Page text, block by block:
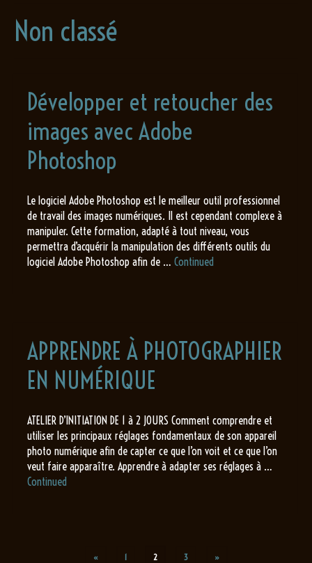
Non classé
Développer et retoucher des
images avec Adobe
Photoshop
Le logiciel Adobe Photoshop est le meilleur outil professionnel
de travail des images numériques. Il est cependant complexe à
manipuler. Cette formation, adapté à tout niveau, vous
permettra d’acquérir la manipulation des différents outils du
logiciel Adobe Photoshop afin de … Continued
APPRENDRE À PHOTOGRAPHIER
EN NUMÉRIQUE
ATELIER D’INITIATION DE 1 à 2 JOURS Comment comprendre et
utiliser les principaux réglages fondamentaux de son appareil
photo numérique afin de capter ce que l’on voit et ce que l’on
veut faire apparaître. Apprendre à adapter ses réglages à …
Continued
« 1 2 3 »